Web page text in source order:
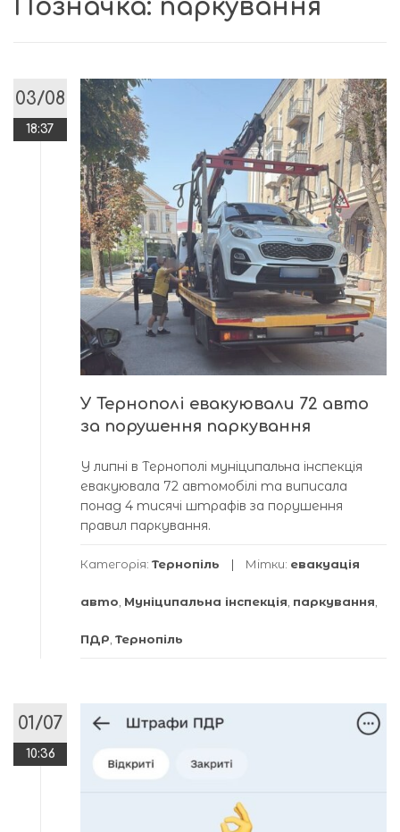
Позначка: паркування
03/08
18:37
У Тернополі евакуювали 72 авто
за порушення паркування
У липні в Тернополі муніципальна інспекція
евакуювала 72 автомобілі та виписала
понад 4 тисячі штрафів за порушення
правил паркування.
Категорія: Тернопіль Мітки: евакуація
авто Муніципальна інспекція паркування
ПДР Тернопіль
01/07
10:36